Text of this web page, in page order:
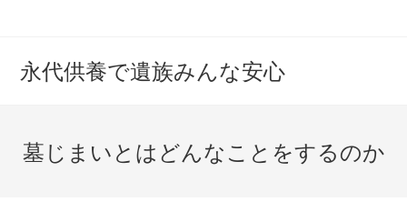
永代供養で遺族みんな安心
墓じまいとはどんなことをするのか